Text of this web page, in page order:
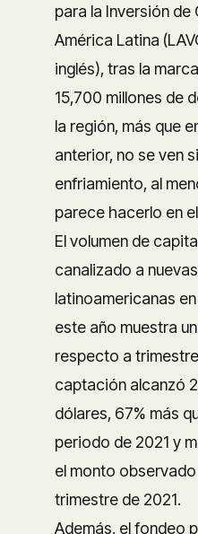
para la Inversión de
América Latina
inglés), tras la
15,700 millones de
la región, más que
anterior, no se ven
enfriamiento, al
parece hacerlo en
El volumen de
canalizado a
latinoamericanas
este año muestra
respecto a
captación alcanzó
dólares, 67% más
periodo de 2021 y
el monto
trimestre de 2021.
Además, el fondeo